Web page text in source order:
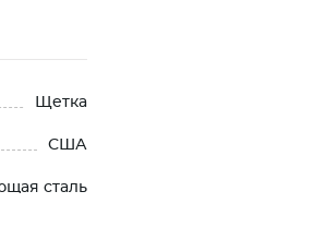
Щетка
США
сталь